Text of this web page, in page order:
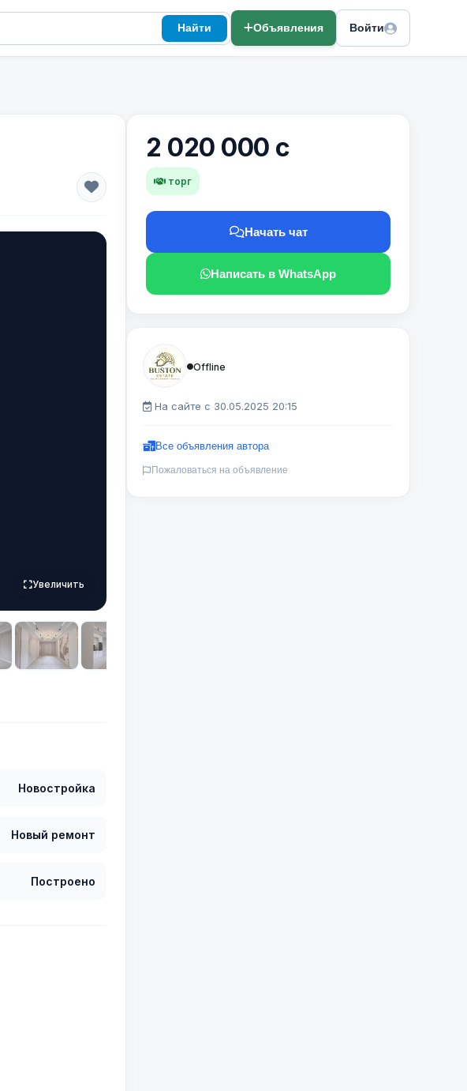
Найти Объявления Войти
Увеличить
Новостройка
Новый ремонт
Построено
2 020 000 с
торг
Начать чат
Написать в WhatsApp
Offline
На сайте с 30.05.2025 20:15
Все объявления автора
Пожаловаться на объявление